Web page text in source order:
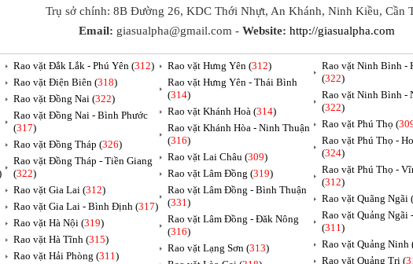
Trụ sở chính: 8B Đường 26, KDC Thới Nhựt, An Khánh, Ninh Kiều, Cần
Email: giasualpha@gmail.com - Website: http://giasualpha.com
Rao vặt Đắk Lắk - Phú Yên (312)
Rao vặt Điện Biên (318)
Rao vặt Đồng Nai (322)
Rao vặt Đồng Nai - Bình Phước
(317)
Rao vặt Đồng Tháp (326)
Rao vặt Đồng Tháp - Tiền Giang
(322)
Rao vặt Gia Lai (312)
Rao vặt Gia Lai - Bình Định (317)
Rao vặt Hà Nội (319)
Rao vặt Hà Tĩnh (315)
Rao vặt Hải Phòng (311)
Rao vặt Hưng Yên (312)
Rao vặt Hưng Yên - Thái Bình
(314)
Rao vặt Khánh Hoà (314)
Rao vặt Khánh Hòa - Ninh Thuận
(316)
Rao vặt Lai Châu (309)
Rao vặt Lâm Đồng (319)
Rao vặt Lâm Đồng - Bình Thuận
(331)
Rao vặt Lâm Đồng - Đăk Nông
(316)
Rao vặt Lạng Sơn (313)
Rao vặt Ninh Bình -
(322)
Rao vặt Ninh Bình -
(322)
Rao vặt Phú Thọ (
Rao vặt Phú Thọ -
(324)
Rao vặt Phú Thọ -
(312)
Rao vặt Quãng Ngãi (
Rao vặt Quảng Ngãi
(311)
Rao vặt Quảng Ninh
Rao vặt Quảng Trị (